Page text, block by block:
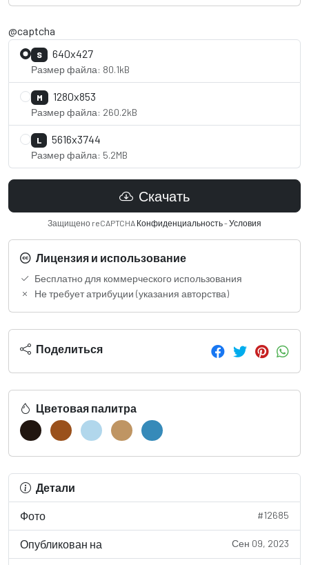
@captcha
S 640x427
Размер файла: 80.1kB
M 1280x853
Размер файла: 260.2kB
L 5616x3744
Размер файла: 5.2MB
Скачать
Защищено reCAPTCHA Конфиденциальность-Условия
Лицензия и использование
Бесплатно для коммерческого использования
Не требует атрибуции (указания авторства)
Поделиться
Цветовая палитра
Детали
Фото #12685
Опубликован на Сен 09, 2023